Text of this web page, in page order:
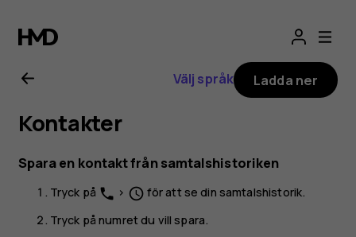
för
Nokia
G21
Välj språk Ladda ner
Kontakter
Spara en kontakt från samtalshistoriken
Tryck på phone > schedule för att se din samtalshistorik.
Tryck på numret du vill spara.